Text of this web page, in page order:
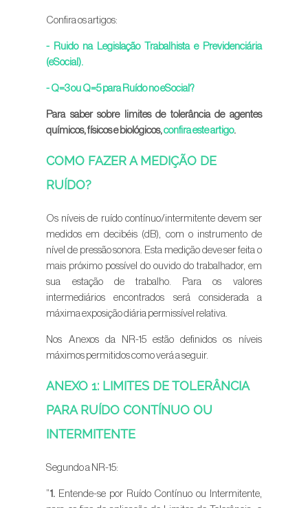
Confira os artigos:
- Ruido na Legislação Trabalhista e Previdenciária
(eSocial).
- Q=3 ou Q=5 para Ruído no eSocial?
Para saber sobre limites de tolerância de agentes
químicos, físicos e biológicos,confira este artigo.
COMO FAZER A MEDIÇÃO DE
RUÍDO?
Os níveis de ruído contínuo/intermitente devem ser
medidos em decibéis (dB), com o instrumento de
nível de pressão sonora. Esta medição deve ser feita o
mais próximo possível do ouvido do trabalhador, em
sua estação de trabalho. Para os valores
intermediários encontrados será considerada a
máxima exposição diária permissível relativa.
Nos Anexos da NR-15 estão definidos os níveis
máximos permitidos como verá a seguir.
ANEXO 1: LIMITES DE TOLERÂNCIA
PARA RUÍDO CONTÍNUO OU
INTERMITENTE
Segundo a NR-15:
”1. Entende-se por Ruído Contínuo ou Intermitente,